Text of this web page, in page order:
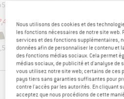
Shorts
réduit
€
+1
)
Prix
29,95 € Prix réduit
à partir de
17,97 €
+5
4,6(9)
MARQUES
Nous utilisons des cookies et des
les fonctions nécessaires de notre site web.
services et des fonctions supplémentaires,
données afin de personnaliser le contenu et
des fonctions médias sociaux. Cela permet
médias sociaux, de publicité et d'analyse de
vous utilisez notre site web; certains de ces
pays tiers sans garanties suffisantes pour
contre l'accès par les autorités. En cliquant
acceptez que nous procédions de cette